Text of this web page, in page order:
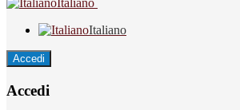
Italiano
Italiano
Accedi
Accedi